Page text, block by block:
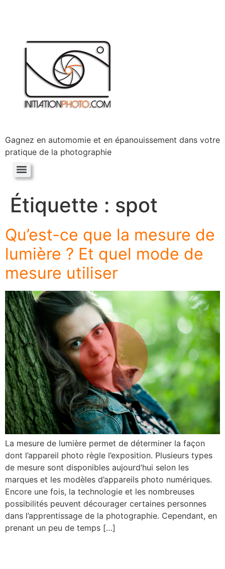
Gagnez en automomie et en épanouissement dans votre
pratique de la photographie
Étiquette : spot
Qu’est-ce que la mesure de
lumière ? Et quel mode de
mesure utiliser
La mesure de lumière permet de déterminer la façon
dont l’appareil photo règle l’exposition. Plusieurs types
de mesure sont disponibles aujourd’hui selon les
marques et les modèles d’appareils photo numériques.
Encore une fois, la technologie et les nombreuses
possibilités peuvent décourager certaines personnes
dans l’apprentissage de la photographie. Cependant, en
prenant un peu de temps […]